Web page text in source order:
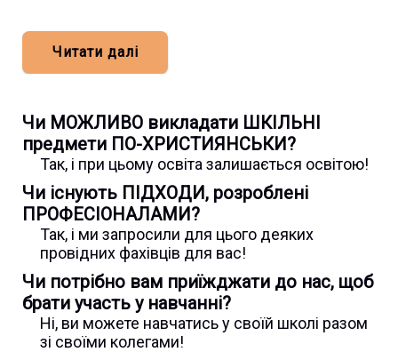
Читати далі
Чи МОЖЛИВО викладати ШКІЛЬНІ
предмети ПО-ХРИСТИЯНСЬКИ?
Так, і при цьому освіта залишається освітою!
Чи існують ПІДХОДИ, розроблені
ПРОФЕСІОНАЛАМИ?
Так, і ми запросили для цього деяких
провідних фахівців для вас!
Чи потрібно вам приїжджати до нас, щоб
брати участь у навчанні?
Ні, ви можете навчатись у своїй школі разом
зі своїми колегами!